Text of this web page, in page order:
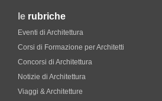
le rubriche
Eventi di Architettura
Corsi di Formazione per Architetti
Concorsi di Architettura
Notizie di Architettura
Viaggi & Architetture